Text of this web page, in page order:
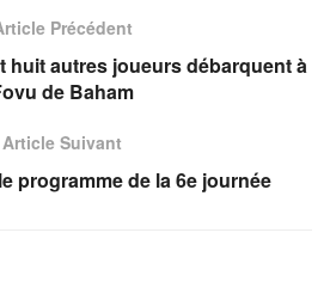
Précédent
huit autres joueurs débarquent à
de Baham
Article Suivant
programme de la 6e journée